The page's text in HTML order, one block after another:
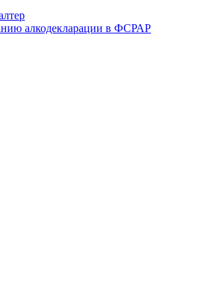
алкодекларации в ФСРАР